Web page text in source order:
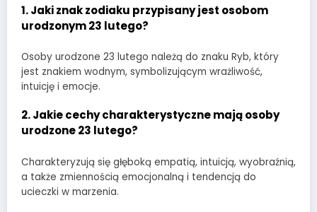
1.Jaki znak zodiaku przypisany jest osobom
urodzonym 23 lutego?
Osoby urodzone 23 lutego należą do znaku Ryb, który
jest znakiem wodnym, symbolizującym wrażliwość,
intuicję i emocje.
2.Jakie cechy charakterystyczne mają osoby
urodzone 23 lutego?
Charakteryzują się głęboką empatią, intuicją, wyobraźnią,
a także zmiennością emocjonalną i tendencją do
ucieczki w marzenia.